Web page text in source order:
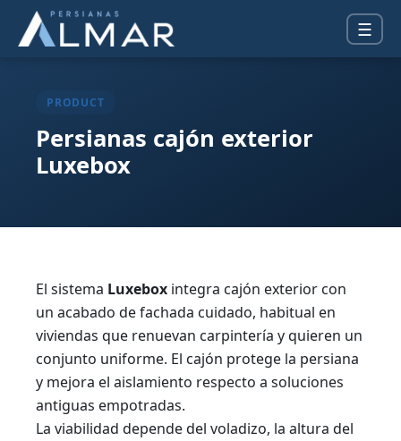
☰
PRODUCT
Persianas cajón exterior
Luxebox
El sistema Luxebox integra cajón exterior con
un acabado de fachada cuidado, habitual en
viviendas que renuevan carpintería y quieren un
conjunto uniforme. El cajón protege la persiana
y mejora el aislamiento respecto a soluciones
antiguas empotradas.
La viabilidad depende del voladizo, la altura del